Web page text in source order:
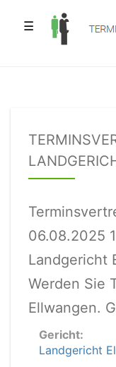
☰
06.08.2025
Landgericht
Werden Sie
Ellwangen.
Gericht:
Landgericht